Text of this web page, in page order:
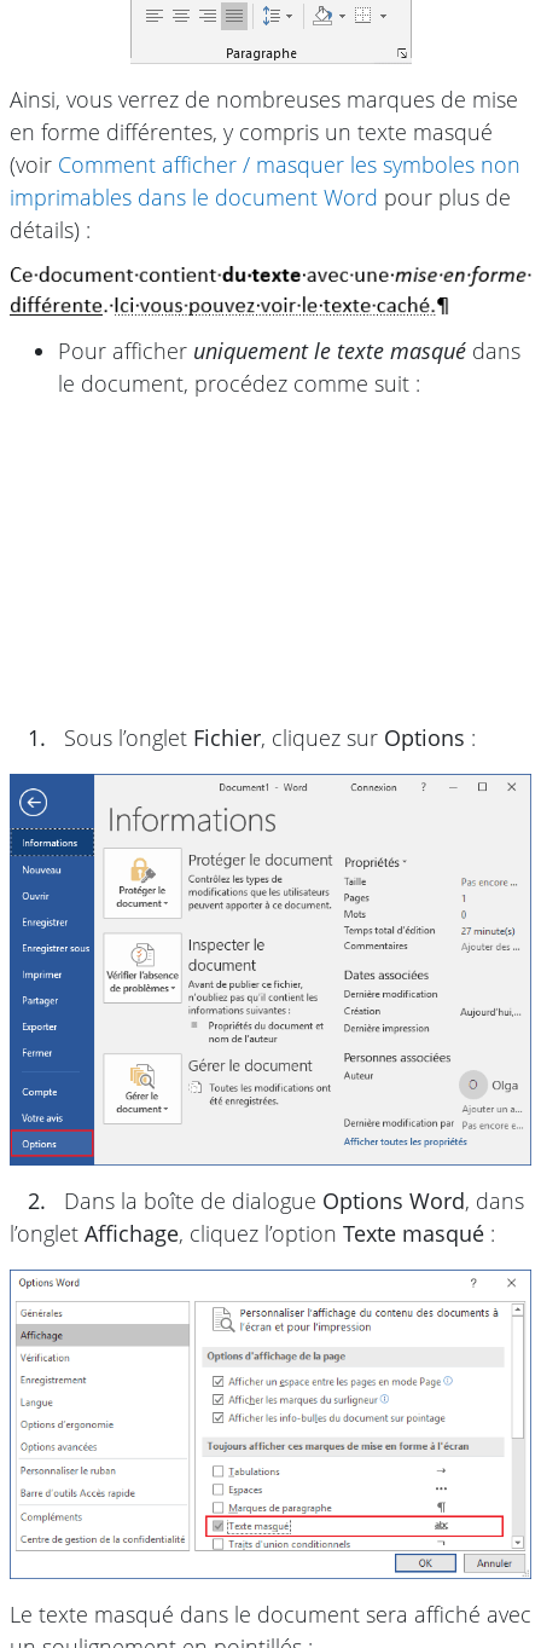
Ainsi, vous verrez de nombreuses marques de mise
en forme différentes, y compris un texte masqué
(voir Comment afficher / masquer les symboles non
imprimables dans le document Word pour plus de
détails) :
Pour afficher uniquement le texte masqué dans
le document, procédez comme suit :
1. Sous l’onglet Fichier, cliquez sur Options :
2. Dans la boîte de dialogue Options Word, dans
l’onglet Affichage, cliquez l’option Texte masqué :
Le texte masqué dans le document sera affiché avec